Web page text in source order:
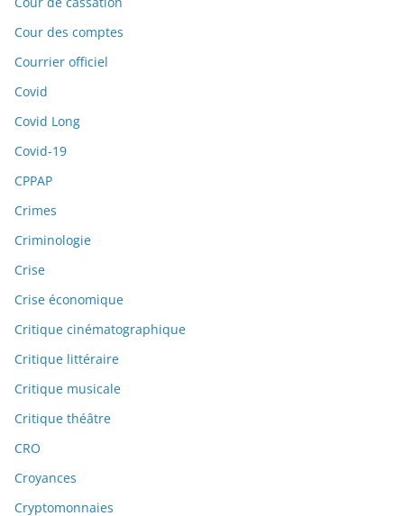
Cour des comptes
Courrier officiel
Covid
Covid Long
Covid-19
CPPAP
Crimes
Criminologie
Crise
Crise économique
Critique cinématographique
Critique littéraire
Critique musicale
Critique théâtre
CRO
Croyances
Cryptomonnaies